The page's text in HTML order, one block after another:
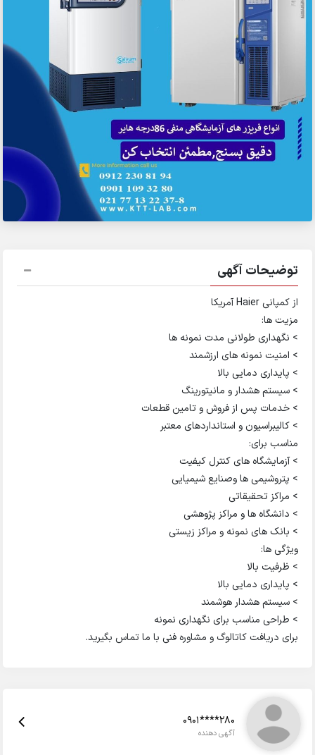
توضیحات آگهی
از کمپانی Haier آمریکا
مزیت ها:
> نگهداری طولانی مدت نمونه ها
> امنیت نمونه های ارزشمند
> پایداری دمایی بالا
> سیستم هشدار و مانیتورینگ
> خدمات پس از فروش و تامین قطعات
> کالیبراسیون و استانداردهای معتبر
مناسب برای:
> آزمایشگاه های کنترل کیفیت
> پتروشیمی ها وصنایع شیمیایی
> مراکز تحقیقاتی
> دانشگاه ها و مراکز پژوهشی
> بانک های نمونه و مراکز زیستی
ویژگی ها:
> ظرفیت بالا
> پایداری دمایی بالا
> سیستم هشدار هوشمند
> طراحی مناسب برای نگهداری نمونه
برای دریافت کاتالوگ و مشاوره فنی با ما تماس بگیرید.
0901****280
آگهی دهنده